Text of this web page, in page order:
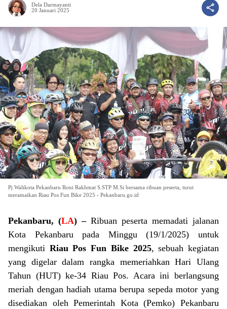
Dela Darmayanti
20 Januari 2025
Pj Walikota Pekanbaru Roni Rakhmat S.STP M.Si bersama ribuan peserta, turut
meramaikan Riau Pos Fun Bike 2025 - Pekanbaru.go.id
Pekanbaru, (LA) –Ribuan peserta memadati jalanan
Kota Pekanbaru pada Minggu (19/1/2025) untuk
mengikuti Riau Pos Fun Bike 2025, sebuah kegiatan
yang digelar dalam rangka memeriahkan Hari Ulang
Tahun (HUT) ke-34 Riau Pos. Acara ini berlangsung
meriah dengan hadiah utama berupa sepeda motor yang
disediakan oleh Pemerintah Kota (Pemko) Pekanbaru